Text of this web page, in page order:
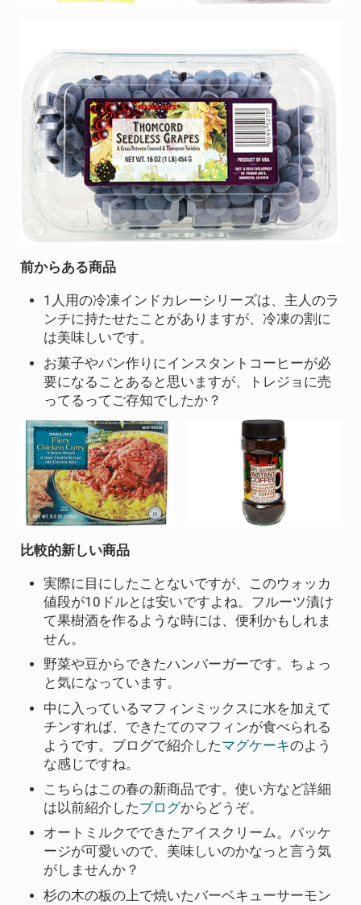
前からある商品
1人用の冷凍インドカレーシリーズは、主人のラ
ンチに持たせたことがありますが、冷凍の割に
は美味しいです。
お菓子やパン作りにインスタントコーヒーが必
要になることあると思いますが、トレジョに売
ってるってご存知でしたか？
比較的新しい商品
実際に目にしたことないですが、このウォッカ
値段が10ドルとは安いですよね。フルーツ漬け
て果樹酒を作るような時には、便利かもしれま
せん。
野菜や豆からできたハンバーガーです。ちょっ
と気になっています。
中に入っているマフィンミックスに水を加えて
チンすれば、できたてのマフィンが食べられる
ようです。ブログで紹介したマグケーキのよう
な感じですね。
こちらはこの春の新商品です。使い方など詳細
は以前紹介したブログからどうぞ。
オートミルクでできたアイスクリーム。パッケ
ージが可愛いので、美味しいのかなっと言う気
がしませんか？
杉の木の板の上で焼いたバーベキューサーモン